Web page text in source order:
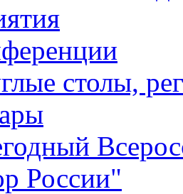
столы,
России"